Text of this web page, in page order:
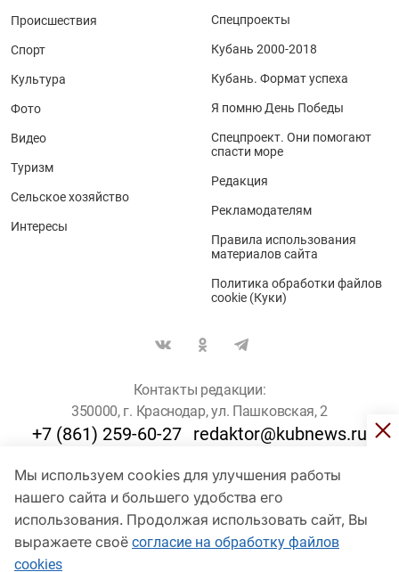
Мы используем cookies для улучшения работы
нашего сайта и большего удобства его
использования. Продолжая использовать сайт, Вы
выражаете своё согласие на обработку файлов
cookies
Происшествия
Спорт
Культура
Фото
Видео
Туризм
Сельское хозяйство
Интересы
Спецпроекты
Кубань 2000-2018
Кубань. Формат успеха
Я помню День Победы
Спецпроект. Они помогают
спасти море
Редакция
Рекламодателям
Правила использования
материалов сайта
Политика обработки файлов
cookie (Куки)
Контакты редакции:
350000, г. Краснодар, ул. Пашковская, 2
+7 (861) 259-60-27 redaktor@kubnews.ru
Для пользователей старше 16 лет
© Кубанские Новости, 2017
Сетевое издание «kubnews» зарегистрировано Федеральной
службой по надзору в сфере связи, информационных технологий
и массовых коммуникаций (Роскомнадзор). Регистрационный